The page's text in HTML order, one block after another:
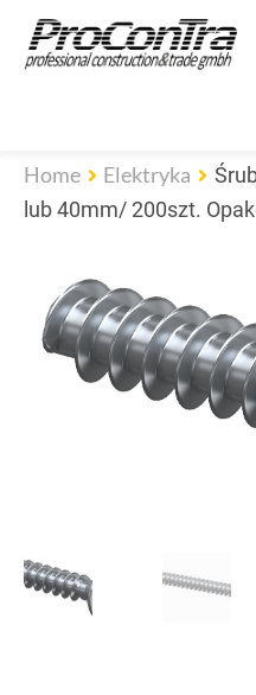
Home Elektryka
lub 40mm/ 200szt.